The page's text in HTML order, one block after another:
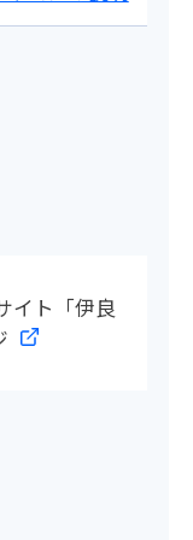
イト「伊良